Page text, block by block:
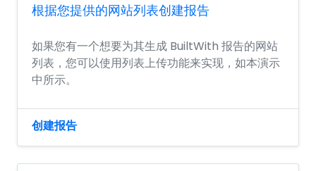
根据您提供的网站列表创建报告
如果您有一个想要为其生成 BuiltWith 报告的网站
列表，您可以使用列表上传功能来实现，如本演示
中所示。
创建报告